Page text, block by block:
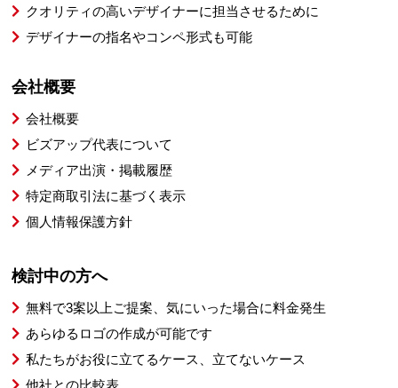
クオリティの高いデザイナーに担当させるために
デザイナーの指名やコンペ形式も可能
会社概要
会社概要
ビズアップ代表について
メディア出演・掲載履歴
特定商取引法に基づく表示
個人情報保護方針
検討中の方へ
無料で3案以上ご提案、気にいった場合に料金発生
あらゆるロゴの作成が可能です
私たちがお役に立てるケース、立てないケース
他社との比較表